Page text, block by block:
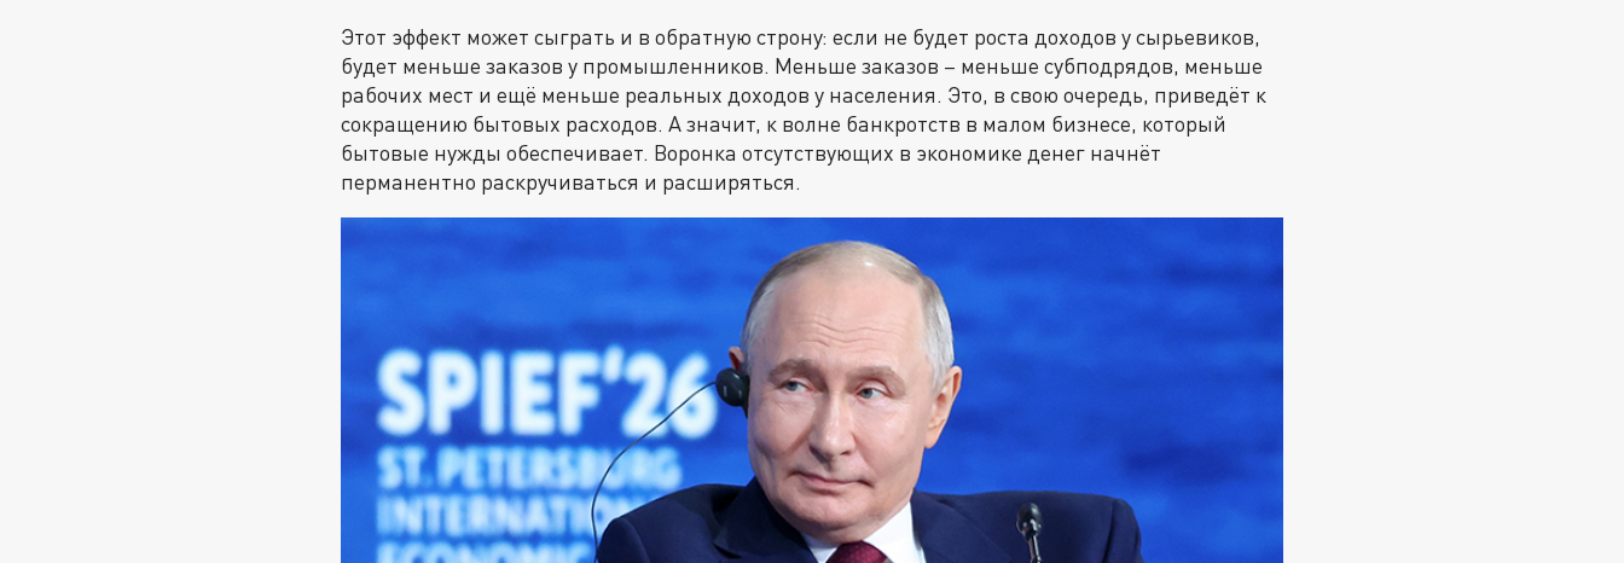
Этот эффект может сыграть и в обратную строну: если не будет роста доходов у сырьевиков,
будет меньше заказов у промышленников. Меньше заказов – меньше субподрядов, меньше
рабочих мест и ещё меньше реальных доходов у населения. Это, в свою очередь, приведёт к
сокращению бытовых расходов. А значит, к волне банкротств в малом бизнесе, который
бытовые нужды обеспечивает. Воронка отсутствующих в экономике денег начнёт
перманентно раскручиваться и расширяться.